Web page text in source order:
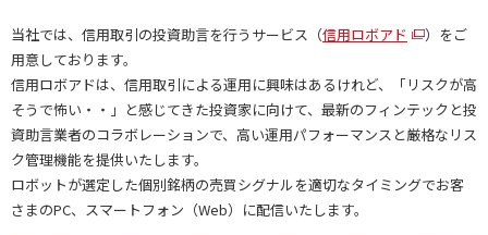
当社では、信用取引の投資助言を行うサービス（信用ロボアド
）をご
用意しております。
信用ロボアドは、信用取引による運用に興味はあるけれど、「リスクが高
そうで怖い・・」と感じてきた投資家に向けて、最新のフィンテックと投
資助言業者のコラボレーションで、高い運用パフォーマンスと厳格なリス
ク管理機能を提供いたします。
ロボットが選定した個別銘柄の売買シグナルを適切なタイミングでお客
さまのPC、スマートフォン（Web）に配信いたします。